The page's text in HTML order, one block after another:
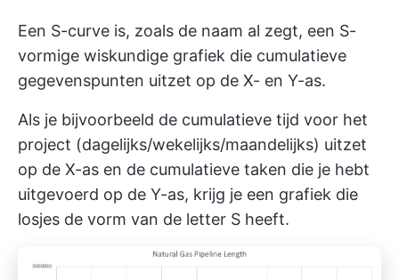
Een S-curve is, zoals de naam al zegt, een S-
vormige wiskundige grafiek die cumulatieve
gegevenspunten uitzet op de X- en Y-as.
Als je bijvoorbeeld de cumulatieve tijd voor het
project (dagelijks/wekelijks/maandelijks) uitzet
op de X-as en de cumulatieve taken die je hebt
uitgevoerd op de Y-as, krijg je een grafiek die
losjes de vorm van de letter S heeft.